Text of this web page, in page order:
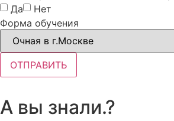
Да
Нет
Форма обучения
ОТПРАВИТЬ
А вы знали.?